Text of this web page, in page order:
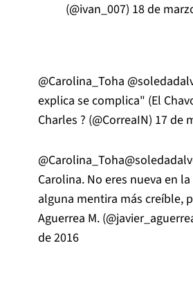
(@ivan_007) 18 de
@Carolina_Toha
explica se complica" (El
Charles ? (@CorreaIN) 17 de
@Carolina_Toha
Carolina. No eres nueva en
alguna mentira más creíble,
Aguerrea M.
de 2016